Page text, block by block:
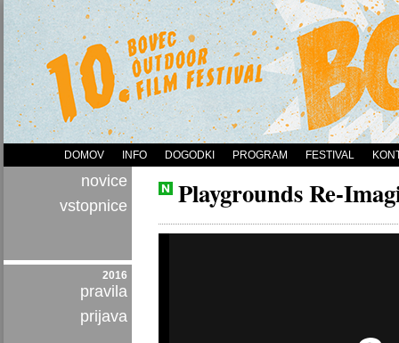
DOMOV INFO DOGODKI PROGRAM FESTIVAL
novice
vstopnice
2016
pravila
prijava
Playgrounds Re-